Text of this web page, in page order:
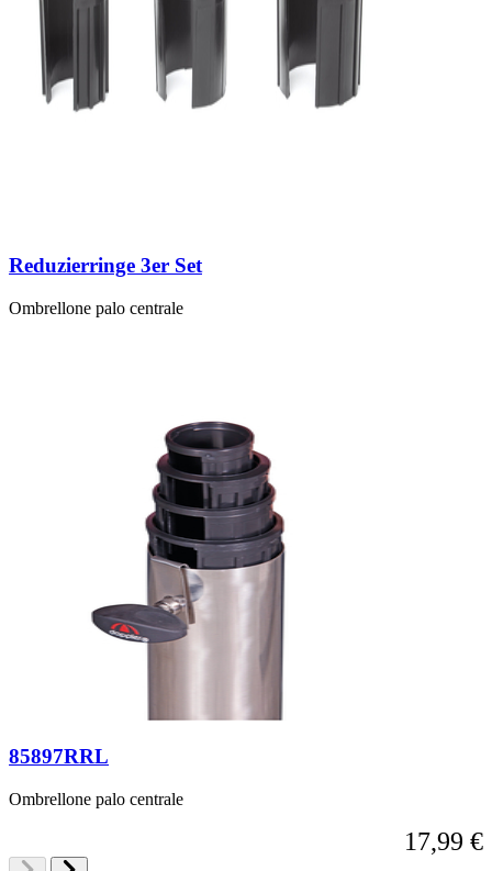
Reduzierringe 3er Set
Ombrellone palo centrale
85897RRL
Ombrellone palo centrale
17,99 €